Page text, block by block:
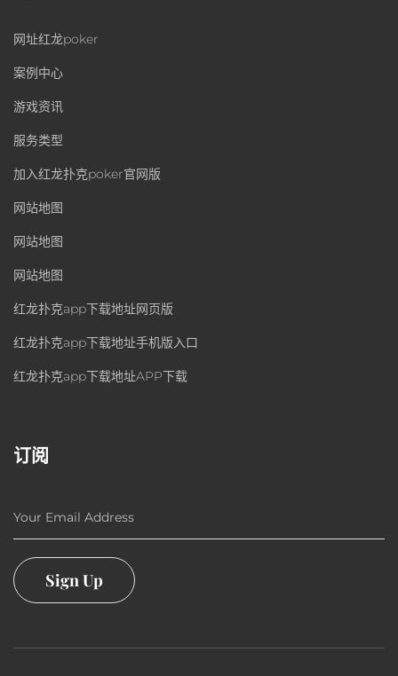
网址红龙poker
案例中心
游戏资讯
服务类型
加入红龙扑克poker官网版
网站地图
网站地图
网站地图
红龙扑克app下载地址网页版
红龙扑克app下载地址手机版入口
红龙扑克app下载地址APP下载
订阅
Your Email Address
Sign Up